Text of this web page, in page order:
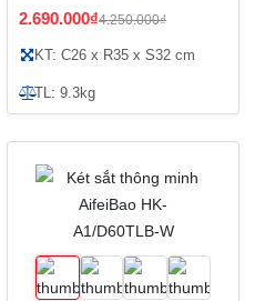
2.690.000₫4.250.000₫
KT: C26 x R35 x S32 cm
TL: 9.3kg